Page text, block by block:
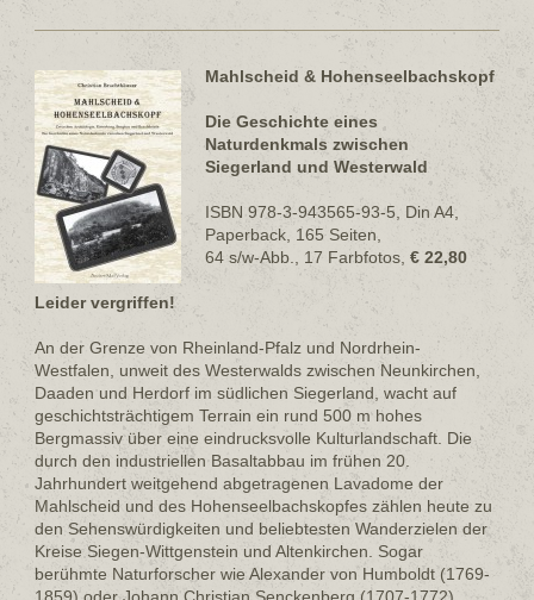
Mahlscheid & Hohenseelbachskopf
Die Geschichte eines
Naturdenkmals zwischen
Siegerland und Westerwald
ISBN 978-3-943565-93-5, Din A4,
Paperback, 165 Seiten,
64 s/w-Abb., 17 Farbfotos, € 22,80
Leider vergriffen!
An der Grenze von Rheinland-Pfalz und Nordrhein-
Westfalen, unweit des Westerwalds zwischen Neunkirchen,
Daaden und Herdorf im südlichen Siegerland, wacht auf
geschichtsträchtigem Terrain ein rund 500 m hohes
Bergmassiv über eine eindrucksvolle Kulturlandschaft. Die
durch den industriellen Basaltabbau im frühen 20.
Jahrhundert weitgehend abgetragenen Lavadome der
Mahlscheid und des Hohenseelbachskopfes zählen heute zu
den Sehenswürdigkeiten und beliebtesten Wanderzielen der
Kreise Siegen-Wittgenstein und Altenkirchen. Sogar
berühmte Naturforscher wie Alexander von Humboldt (1769-
1859) oder Johann Christian Senckenberg (1707-1772)